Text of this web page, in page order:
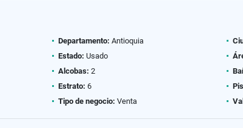
Departamento: Antioquia
Estado: Usado
Alcobas: 2
Estrato: 6
Tipo de negocio: Venta